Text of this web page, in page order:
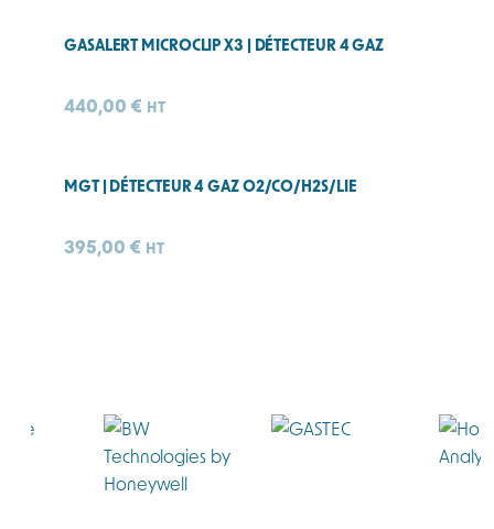
GASALERT MICROCLIP X3 | DÉTECTEUR 4 GAZ
440,00 € HT
MGT | DÉTECTEUR 4 GAZ O2/CO/H2S/LIE
395,00 € HT